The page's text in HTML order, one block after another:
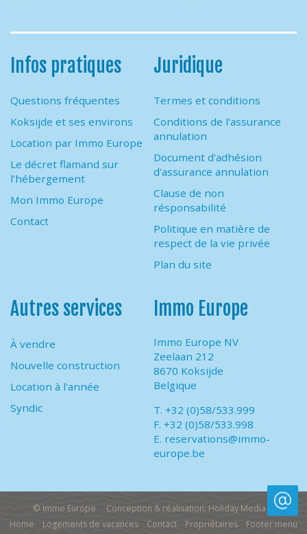
Infos pratiques
Questions fréquentes
Koksijde et ses environs
Location par Immo Europe
Le décret flamand sur
l’hébergement
Mon Immo Europe
Contact
Juridique
Termes et conditions
Conditions de l'assurance
annulation
Document d'adhésion
d'assurance annulation
Clause de non
résponsabilité
Politique en matière de
respect de la vie privée
Plan du site
Autres services
À vendre
Nouvelle construction
Location à l'année
Syndic
Immo Europe
Immo Europe NV
Zeelaan 212
8670 Koksijde
Belgique
T. +32 (0)58/533.999
F. +32 (0)58/533.998
E. reservations@immo-
europe.be
© Immo Europe
Conception & réalisation: Holiday Media
Home
Logements de vacances Contact Propriétaires Footer menu